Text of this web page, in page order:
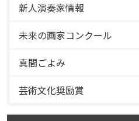
新人演奏家情報
未来の画家コンクール
真間ごよみ
芸術文化奨励賞